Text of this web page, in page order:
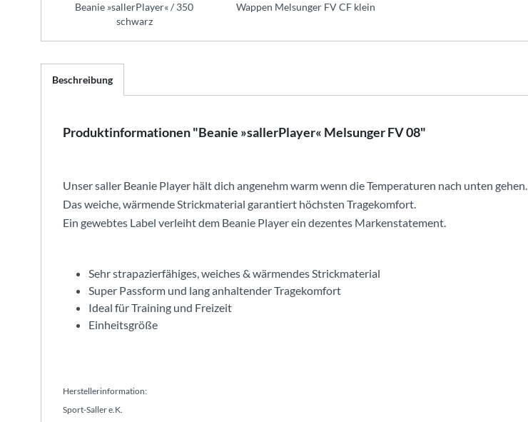
Beanie »sallerPlayer« / 350
schwarz
Wappen Melsunger FV CF klein
Beschreibung
Produktinformationen "Beanie »sallerPlayer« Melsunger FV 08"
Unser saller Beanie Player hält dich angenehm warm wenn die Temperaturen nach unten gehen.
Das weiche, wärmende Strickmaterial garantiert höchsten Tragekomfort.
Ein gewebtes Label verleiht dem Beanie Player ein dezentes Markenstatement.
Sehr strapazierfähiges, weiches & wärmendes Strickmaterial
Super Passform und lang anhaltender Tragekomfort
Ideal für Training und Freizeit
Einheitsgröße
Herstellerinformation:
Sport-Saller e.K.